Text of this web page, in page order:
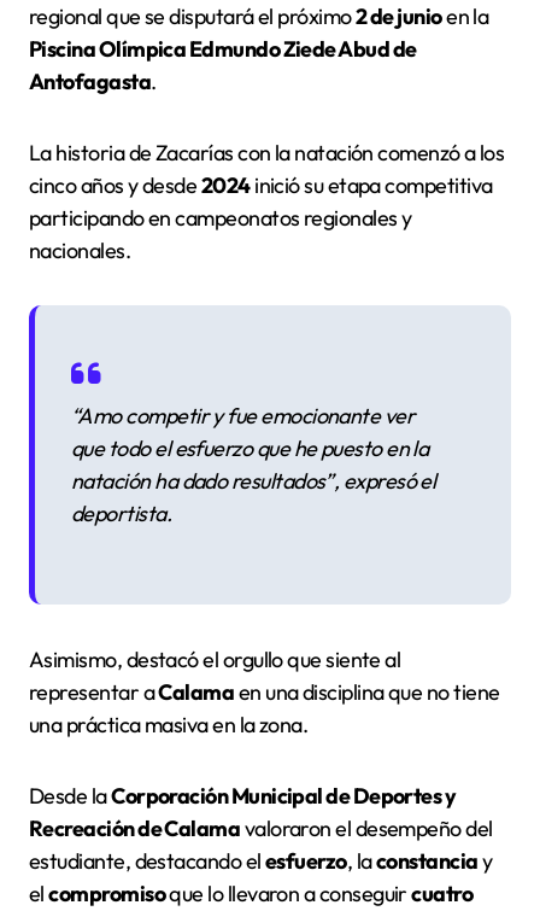
regional que se disputará el próximo2 de junioen la
Piscina Olímpica Edmundo Ziede Abud de
Antofagasta.
La historia de Zacarías con la natación comenzó a los
cinco años y desde2024inició su etapa competitiva
participando en campeonatos regionales y
nacionales.
“Amo competir y fue emocionante ver
que todo el esfuerzo que he puesto en la
natación ha dado resultados”, expresó el
deportista.
Asimismo, destacó el orgullo que siente al
representar aCalamaen una disciplina que no tiene
una práctica masiva en la zona.
Desde laCorporación Municipal de Deportes y
Recreación de Calamavaloraron el desempeño del
estudiante, destacando elesfuerzo, laconstanciay
elcompromisoque lo llevaron a conseguircuatro